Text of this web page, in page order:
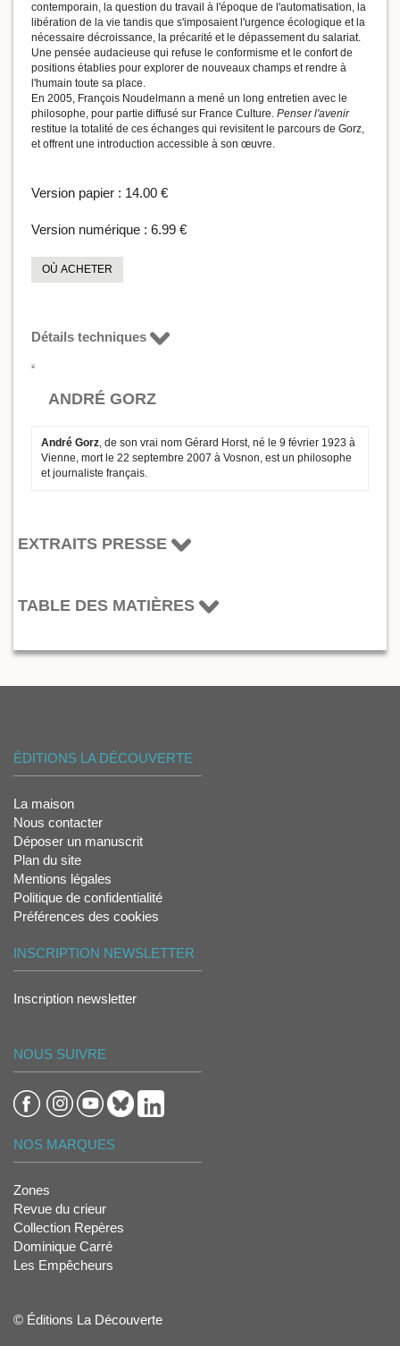
contemporain, la question du travail à l'époque de l'automatisation, la
libération de la vie tandis que s'imposaient l'urgence écologique et la
nécessaire décroissance, la précarité et le dépassement du salariat.
Une pensée audacieuse qui refuse le conformisme et le confort de
positions établies pour explorer de nouveaux champs et rendre à
l'humain toute sa place.
En 2005, François Noudelmann a mené un long entretien avec le
philosophe, pour partie diffusé sur France Culture. Penser l'avenir
restitue la totalité de ces échanges qui revisitent le parcours de Gorz,
et offrent une introduction accessible à son œuvre.
Version papier : 14.00 €
Version numérique : 6.99 €
OÙ ACHETER
Détails techniques
ANDRÉ GORZ
André Gorz, de son vrai nom Gérard Horst, né le 9 février 1923 à
Vienne, mort le 22 septembre 2007 à Vosnon, est un philosophe
et journaliste français.
EXTRAITS PRESSE
TABLE DES MATIÈRES
ÉDITIONS LA DÉCOUVERTE
La maison
Nous contacter
Déposer un manuscrit
Plan du site
Mentions légales
Politique de confidentialité
Préférences des cookies
INSCRIPTION NEWSLETTER
Inscription newsletter
NOUS SUIVRE
NOS MARQUES
Zones
Revue du crieur
Collection Repères
Dominique Carré
Les Empêcheurs
© Éditions La Découverte